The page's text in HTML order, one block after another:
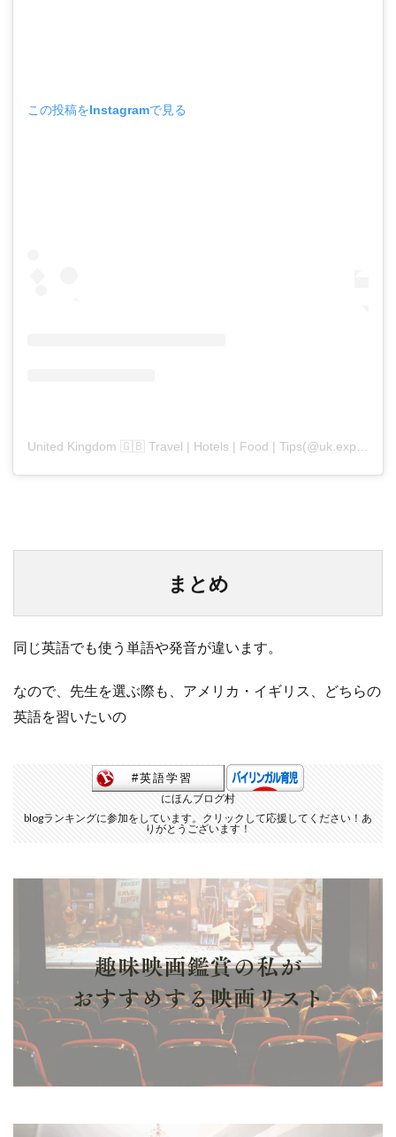
この投稿をInstagramで見る
United Kingdom 🇬🇧 Travel | Hotels | Food | Tips(@uk.explores)がシェアした投稿
まとめ
同じ英語でも使う単語や発音が違います。
なので、 先生を選ぶ際も、アメリカ・イギリス、どちらの
英語を習いたいの
にほんブログ村
blogランキングに参加をしています。クリックして応援してください！あ
りがとうございます！